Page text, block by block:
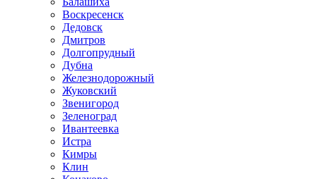
Воскресенск
Дедовск
Дмитров
Долгопрудный
Дубна
Железнодорожный
Жуковский
Звенигород
Зеленоград
Ивантеевка
Истра
Кимры
Клин